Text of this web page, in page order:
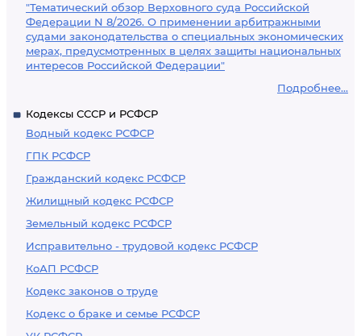
"Тематический обзор Верховного суда Российской
Федерации N 8/2026. О применении арбитражными
судами законодательства о специальных экономических
мерах, предусмотренных в целях защиты национальных
интересов Российской Федерации"
Подробнее...
Кодексы СССР и РСФСР
Водный кодекс РСФСР
ГПК РСФСР
Гражданский кодекс РСФСР
Жилищный кодекс РСФСР
Земельный кодекс РСФСР
Исправительно - трудовой кодекс РСФСР
КоАП РСФСР
Кодекс законов о труде
Кодекс о браке и семье РСФСР